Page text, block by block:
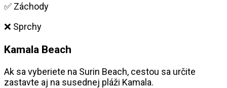
✅ Záchody
❌ Sprchy
Kamala Beach
Ak sa vyberiete na Surin Beach, cestou sa určite
zastavte aj na susednej pláži Kamala.